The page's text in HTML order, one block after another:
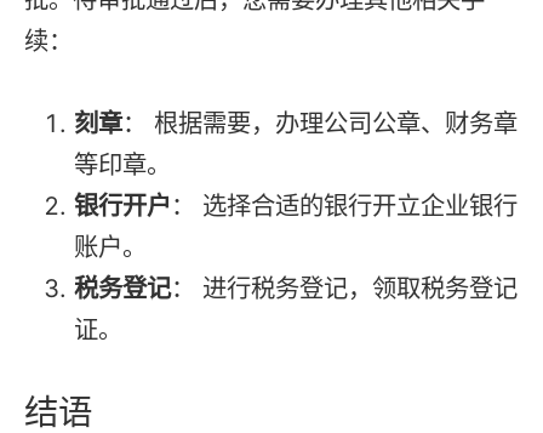
续：
刻章： 根据需要，办理公司公章、财务章
等印章。
银行开户 ： 选择合适的银行开立企业银行
账户。
税务登记： 进行税务登记，领取税务登记
证。
结语